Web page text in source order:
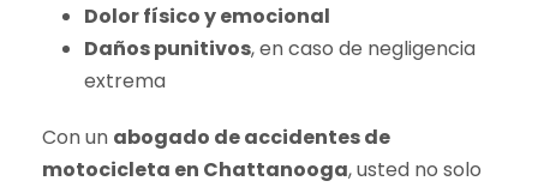
Dolor físico y emocional
Daños punitivos, en caso de negligencia
extrema
Con un abogado de accidentes de
motocicleta en Chattanooga, usted no solo